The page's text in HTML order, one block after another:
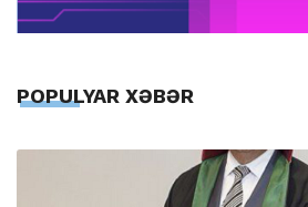
POPULYAR XƏBƏR